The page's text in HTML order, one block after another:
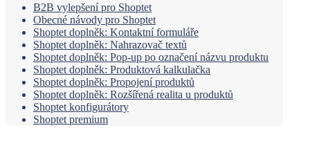
B2B vylepšení pro Shoptet
Obecné návody pro Shoptet
Shoptet doplněk: Kontaktní formuláře
Shoptet doplněk: Nahrazovač textů
Shoptet doplněk: Pop-up po označení názvu produktu
Shoptet doplněk: Produktová kalkulačka
Shoptet doplněk: Propojení produktů
Shoptet doplněk: Rozšířená realita u produktů
Shoptet konfigurátory
Shoptet premium